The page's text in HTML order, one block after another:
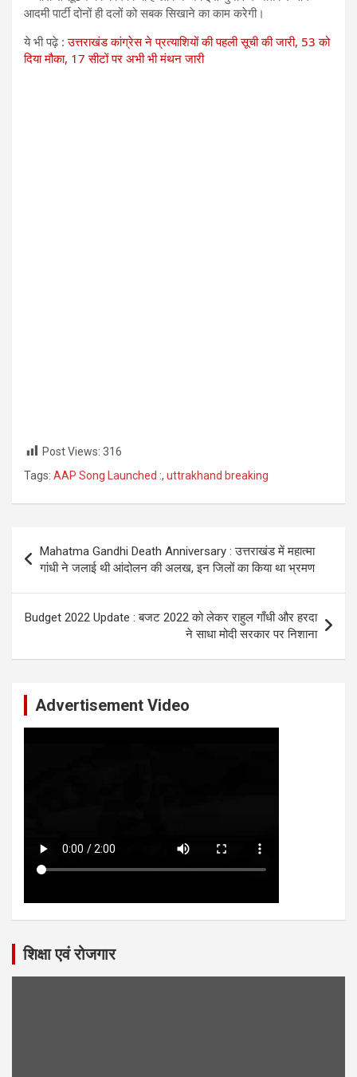
आदमी पार्टी दोनों ही दलों को सबक सिखाने का काम ​करेगी।
ये भी पढ़े :उत्तराखंड कांग्रेस ने प्रत्याशियों की पहली सूची की जारी, 53 को
दिया मौका, 17 सीटों पर अभी भी मंथन जारी
Post Views: 316
Tags: AAP Song Launched :, uttrakhand breaking
navigation
Mahatma Gandhi Death Anniversary : उत्तराखंड में महात्मा
गांधी ने जलाई थी आंदोलन की अलख, इन जिलों का किया था भ्रमण
Budget 2022 Update : बजट 2022 को लेकर राहुल गाँधी और हरदा
ने साधा मोदी सरकार पर निशाना
Advertisement Video
शिक्षा एवं रोजगार